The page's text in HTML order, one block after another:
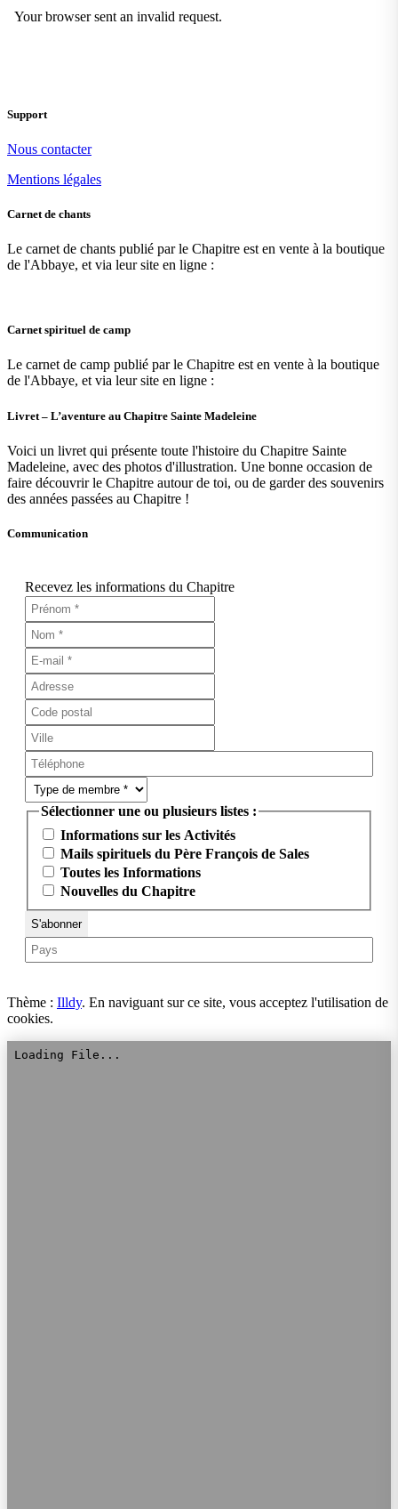
Support
Nous contacter
Mentions légales
Carnet de chants
Le carnet de chants publié par le Chapitre est en vente à la boutique
de l'Abbaye, et via leur site en ligne :
Carnet spirituel de camp
Le carnet de camp publié par le Chapitre est en vente à la boutique
de l'Abbaye, et via leur site en ligne :
Livret – L’aventure au Chapitre Sainte Madeleine
Voici un livret qui présente toute l'histoire du Chapitre Sainte
Madeleine, avec des photos d'illustration. Une bonne occasion de
faire découvrir le Chapitre autour de toi, ou de garder des souvenirs
des années passées au Chapitre !
Communication
Recevez les informations du Chapitre
Sélectionner une ou plusieurs listes :
Informations sur les Activités
Mails spirituels du Père François de Sales
Toutes les Informations
Nouvelles du Chapitre
Thème : Illdy. En naviguant sur ce site, vous acceptez l'utilisation de
cookies.